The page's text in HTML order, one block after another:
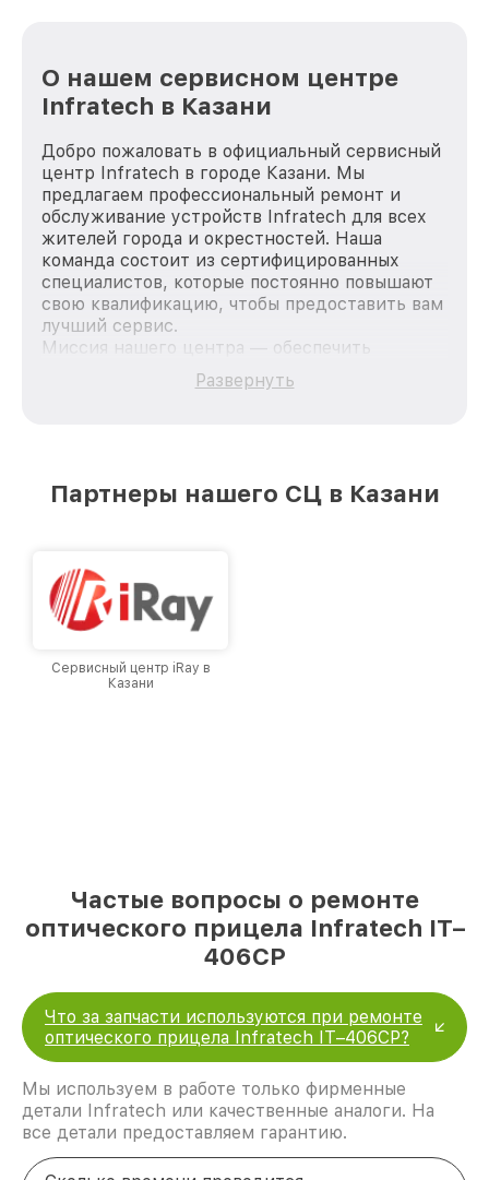
О нашем сервисном центре
Infratech в Казани
Добро пожаловать в официальный сервисный
центр Infratech в городе Казани. Мы
предлагаем профессиональный ремонт и
обслуживание устройств Infratech для всех
жителей города и окрестностей. Наша
команда состоит из сертифицированных
специалистов, которые постоянно повышают
свою квалификацию, чтобы предоставить вам
лучший сервис.
Миссия нашего центра — обеспечить
качественный и доступный ремонт для
каждого пользователя продукции Infratech,
лучшим сервисным центром Infratech в
Развернуть
Партнеры нашего СЦ в Казани
Сервисный центр iRay в
Казани
Частые вопросы о ремонте
оптического прицела Infratech IT–
406СP
Что за запчасти используются при ремонте
оптического прицела Infratech IT–406СP?
Мы используем в работе только фирменные
детали Infratech или качественные аналоги. На
все детали предоставляем гарантию.